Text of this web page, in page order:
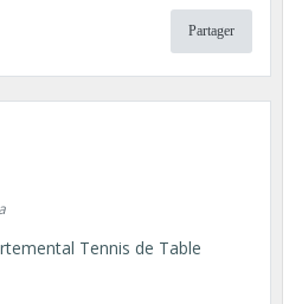
Partager
Tennis de Table